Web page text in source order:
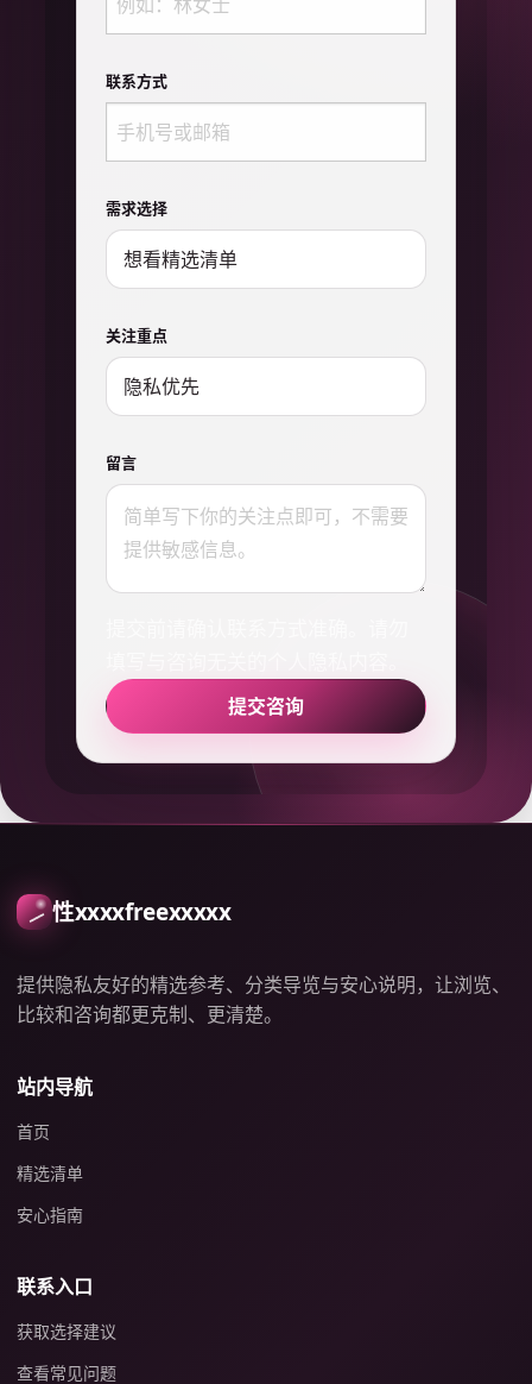
联系方式
需求选择
关注重点
留言
提交咨询
性xxxxfreexxxxx
提供隐私友好的精选参考、分类导览与安心说明，让浏览、
比较和咨询都更克制、更清楚。
站内导航
首页
精选清单
安心指南
联系入口
获取选择建议
查看常见问题